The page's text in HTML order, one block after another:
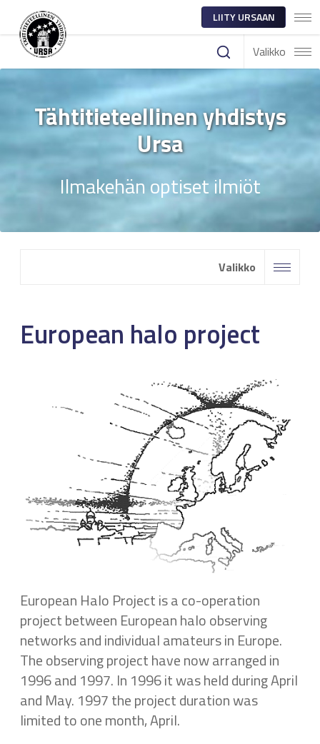
LIITY URSAAN
Valikko
Tähtitieteellinen yhdistys
Ursa
Ilmakehän optiset ilmiöt
Valikko
European halo project
European Halo Project is a co-operation
project between European halo observing
networks and individual amateurs in Europe.
The observing project have now arranged in
1996 and 1997. In 1996 it was held during April
and May. 1997 the project duration was
limited to one month, April.